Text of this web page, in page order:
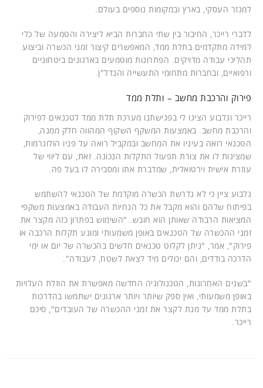
למגזר העסקי, בארץ ובמקומות נוספים בעולם.
לדברי רייכר, החיבור בין שתי החברות הביא ליצירה והטמעה של כלי
למידה מתקדמים בתלת ממד, המאפשרים קיצור זמני הכשרה וביצוע
תהליכי עבודה מדויקים. הפתרונות מוטמעים בארגונים ביטחוניים
ורפואיים, ובחברות מתחומי התעשייה והנדל"ן.
פירוק והרכבת מחשב – ותלת ממד
רייכר וגלבוע הציגו לי בפגישתנו מערכת תלת ממד לטכנאים לפירוק
והרכבת מחשב. באמצעות המשקף השקוף המהווה חלק ממנה,
הטכנאי רואה בעיניו את המחשב ובמקביל רואה על פניו הולוגרמות,
שמציגות לו את צורת תפעול התקלות הנכונה. זאת, עם ליווי של
עוזרת אישית וירטואלית, שמדברת אתו ומסבירה לו בעל פה.
גלבוע ציין כי לא נדרשת הכשרה מוקדמת של הטכנאי להשתמש
בפיתוח שלהם והוא מקבל את כל הנחיות העבודה באמצעות משקפי
המציאות הרבודה שאותן הוא חובש. "השימוש בפתרון כזה מקצר את
זמני ההכשרה של הטכנאים באופן משמעותי ומונע תקלות הרכבה או
פירוק", אמר, "ניתן לקלוט טכנאים חדשים בהכשרה של יום או ימי
הדרכה בודדים, והם יכולים מיד לצאת לשטח, לעבודה".
"בשנים האחרונות, הטכנולוגיה החדשה מאפשרת את הוזלת העלויות
באופן משמעותי, ואין ספק שיותר ויותר ארגונים ישתמשו בהדרכות
בתלת ממד על מנת לקצר את זמני ההכשרה של העובדים", סיכם
רייכר.